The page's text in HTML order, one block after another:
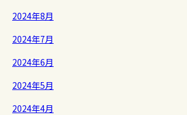
2024年8月
2024年7月
2024年6月
2024年5月
2024年4月